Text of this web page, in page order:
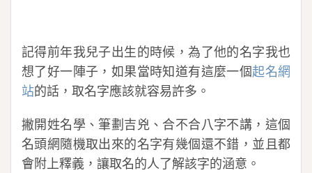
記得前年我兒子出生的時候，為了他的名字我也
想了好一陣子，如果當時知道有這麼一個起名網
站的話，取名字應該就容易許多。
撇開姓名學、筆劃吉兇、合不合八字不講，這個
名頭網隨機取出來的名字有幾個還不錯，並且都
會附上釋義，讓取名的人了解該字的涵意。